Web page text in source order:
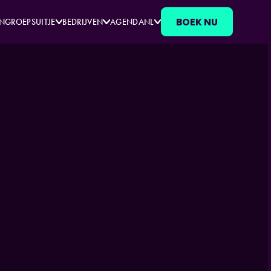
GROEPSUITJE BEDRIJVEN AGENDANL BOEK NU